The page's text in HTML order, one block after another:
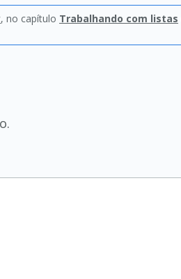
, no capítulo Trabalhando com listas